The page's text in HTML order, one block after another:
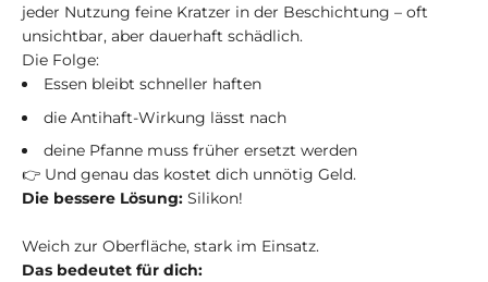
jeder Nutzung feine Kratzer in der Beschichtung – oft
unsichtbar, aber dauerhaft schädlich.
Die Folge:
Essen bleibt schneller haften
die Antihaft-Wirkung lässt nach
deine Pfanne muss früher ersetzt werden
👉 Und genau das kostet dich unnötig Geld.
Die bessere Lösung: Silikon!
Weich zur Oberfläche, stark im Einsatz.
Das bedeutet für dich: